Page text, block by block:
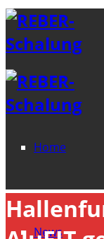
Home
News